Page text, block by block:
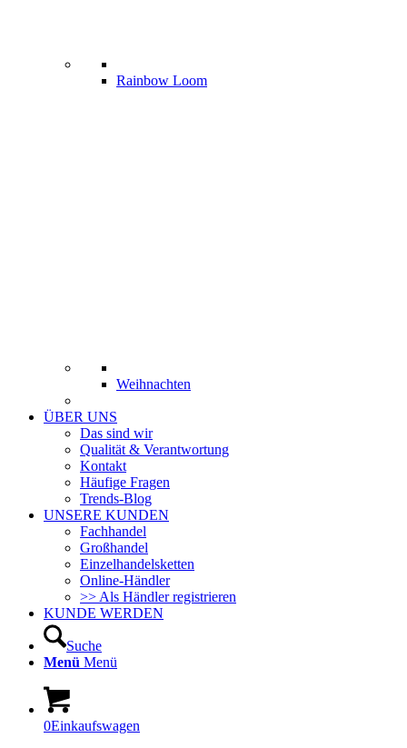
Rainbow Loom
Weihnachten
ÜBER UNS
Das sind wir
Qualität & Verantwortung
Kontakt
Häufige Fragen
Trends-Blog
UNSERE KUNDEN
Fachhandel
Großhandel
Einzelhandelsketten
Online-Händler
>> Als Händler registrieren
KUNDE WERDEN
Suche
Menü Menü
0Einkaufswagen